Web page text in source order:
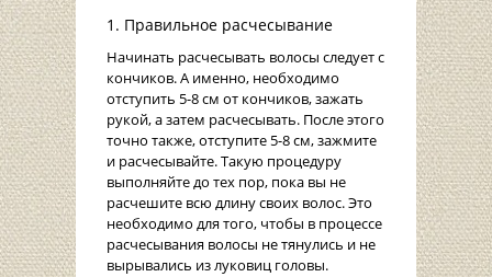
1. Правильное расчесывание
Начинать расчесывать волосы следует с
кончиков. А именно, необходимо
отступить 5-8 см от кончиков, зажать
рукой, а затем расчесывать. После этого
точно также, отступите 5-8 см, зажмите
и расчесывайте. Такую процедуру
выполняйте до тех пор, пока вы не
расчешите всю длину своих волос. Это
необходимо для того, чтобы в процессе
расчесывания волосы не тянулись и не
вырывались из луковиц головы.